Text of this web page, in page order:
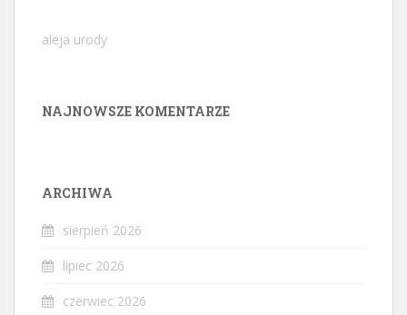
aleja urody
NAJNOWSZE KOMENTARZE
ARCHIWA
sierpień 2026
lipiec 2026
czerwiec 2026